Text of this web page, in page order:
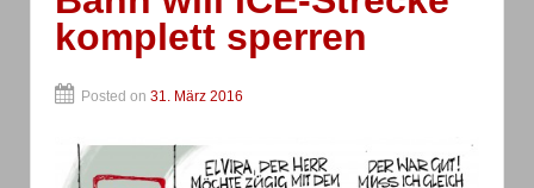
komplett sperren
Posted on 31. März 2016